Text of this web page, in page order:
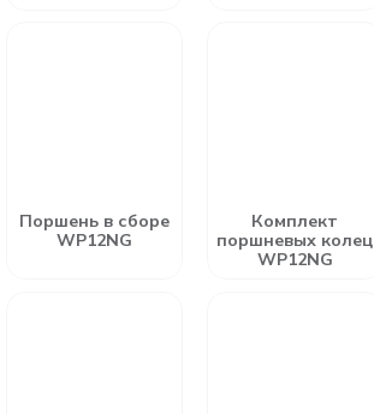
Поршень в сборе
WP12NG
Комплект
поршневых колец
WP12NG